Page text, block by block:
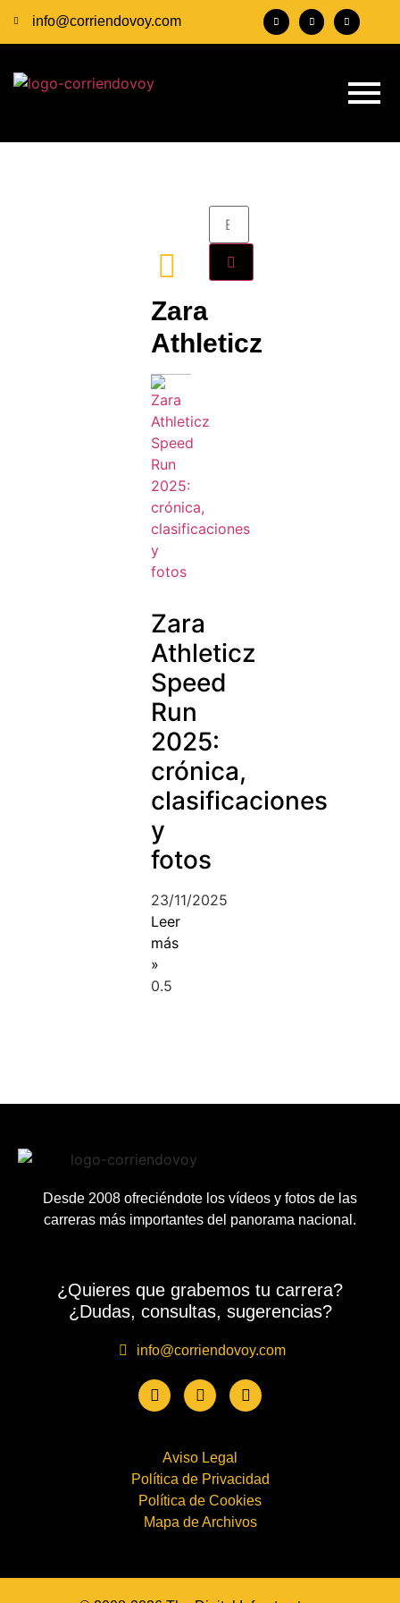
info@corriendovoy.com
Zara
Athleticz
Zara
Athleticz
Speed
Run
2025:
crónica,
clasificaciones
y
fotos
23/11/2025
Leer
más
»
Desde 2008 ofreciéndote los vídeos y fotos de las
carreras más importantes del panorama nacional.
¿Quieres que grabemos tu carrera?
¿Dudas, consultas, sugerencias?
info@corriendovoy.com
Aviso Legal
Política de Privacidad
Política de Cookies
Mapa de Archivos